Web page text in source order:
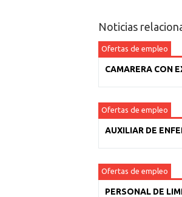
Noticias
Ofertas de empleo
CAMARERA CON
Ofertas de empleo
AUXILIAR DE
Ofertas de empleo
PERSONAL DE